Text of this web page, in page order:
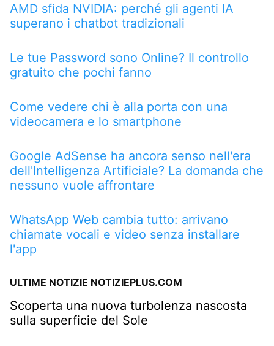
AMD sfida NVIDIA: perché gli agenti IA
superano i chatbot tradizionali
Le tue Password sono Online? Il controllo
gratuito che pochi fanno
Come vedere chi è alla porta con una
videocamera e lo smartphone
Google AdSense ha ancora senso nell'era
dell'Intelligenza Artificiale? La domanda che
nessuno vuole affrontare
WhatsApp Web cambia tutto: arrivano
chiamate vocali e video senza installare
l'app
ULTIME NOTIZIE NOTIZIEPLUS.COM
Scoperta una nuova turbolenza nascosta
sulla superficie del Sole